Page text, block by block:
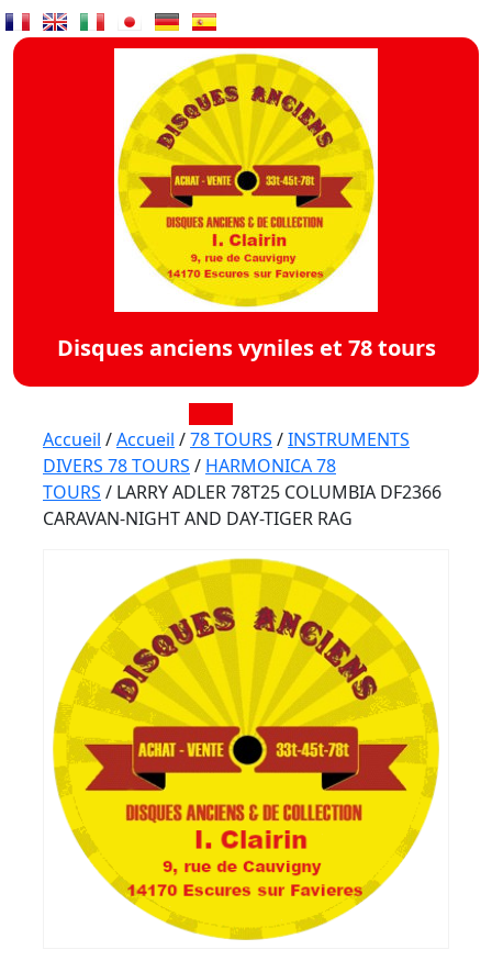
Skip
to
Disques anciens vyniles et 78 tours
Open
Button
Accueil /Accueil /78 TOURS /INSTRUMENTS
DIVERS 78 TOURS / HARMONICA 78
TOURS / LARRY ADLER 78T25 COLUMBIA DF2366
CARAVAN-NIGHT AND DAY-TIGER RAG